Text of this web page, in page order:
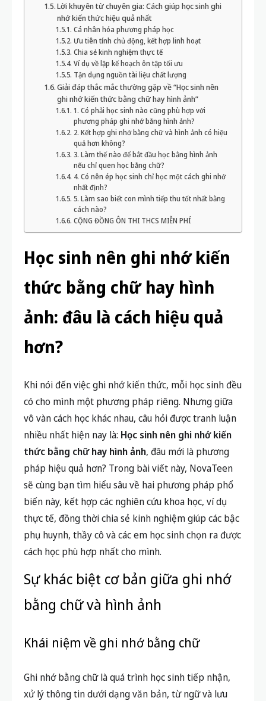
Lời khuyên từ chuyên gia: Cách giúp học sinh ghi
nhớ kiến thức hiệu quả nhất
Cá nhân hóa phương pháp học
Ưu tiên tính chủ động, kết hợp linh hoạt
Chia sẻ kinh nghiệm thực tế
Ví dụ về lập kế hoạch ôn tập tối ưu
Tận dụng nguồn tài liệu chất lượng
Giải đáp thắc mắc thường gặp về “Học sinh nên
ghi nhớ kiến thức bằng chữ hay hình ảnh”
1. Có phải học sinh nào cũng phù hợp với
phương pháp ghi nhớ bằng hình ảnh?
2. Kết hợp ghi nhớ bằng chữ và hình ảnh có hiệu
quả hơn không?
3. Làm thế nào để bắt đầu học bằng hình ảnh
nếu chỉ quen học bằng chữ?
4. Có nên ép học sinh chỉ học một cách ghi nhớ
nhất định?
5. Làm sao biết con mình tiếp thu tốt nhất bằng
cách nào?
CỘNG ĐỒNG ÔN THI THCS MIỄN PHÍ
Học sinh nên ghi nhớ kiến
thức bằng chữ hay hình
ảnh: đâu là cách hiệu quả
hơn?
Khi nói đến việc ghi nhớ kiến thức, mỗi học sinh đều
có cho mình một phương pháp riêng. Nhưng giữa
vô vàn cách học khác nhau, câu hỏi được tranh luận
nhiều nhất hiện nay là: Học sinh nên ghi nhớ kiến
thức bằng chữ hay hình ảnh, đâu mới là phương
pháp hiệu quả hơn? Trong bài viết này, NovaTeen
sẽ cùng bạn tìm hiểu sâu về hai phương pháp phổ
biến này, kết hợp các nghiên cứu khoa học, ví dụ
thực tế, đồng thời chia sẻ kinh nghiệm giúp các bậc
phụ huynh, thầy cô và các em học sinh chọn ra được
cách học phù hợp nhất cho mình.
Sự khác biệt cơ bản giữa ghi nhớ
bằng chữ và hình ảnh
Khái niệm về ghi nhớ bằng chữ
Ghi nhớ bằng chữ là quá trình học sinh tiếp nhận,
xử lý thông tin dưới dạng văn bản, từ ngữ và lưu